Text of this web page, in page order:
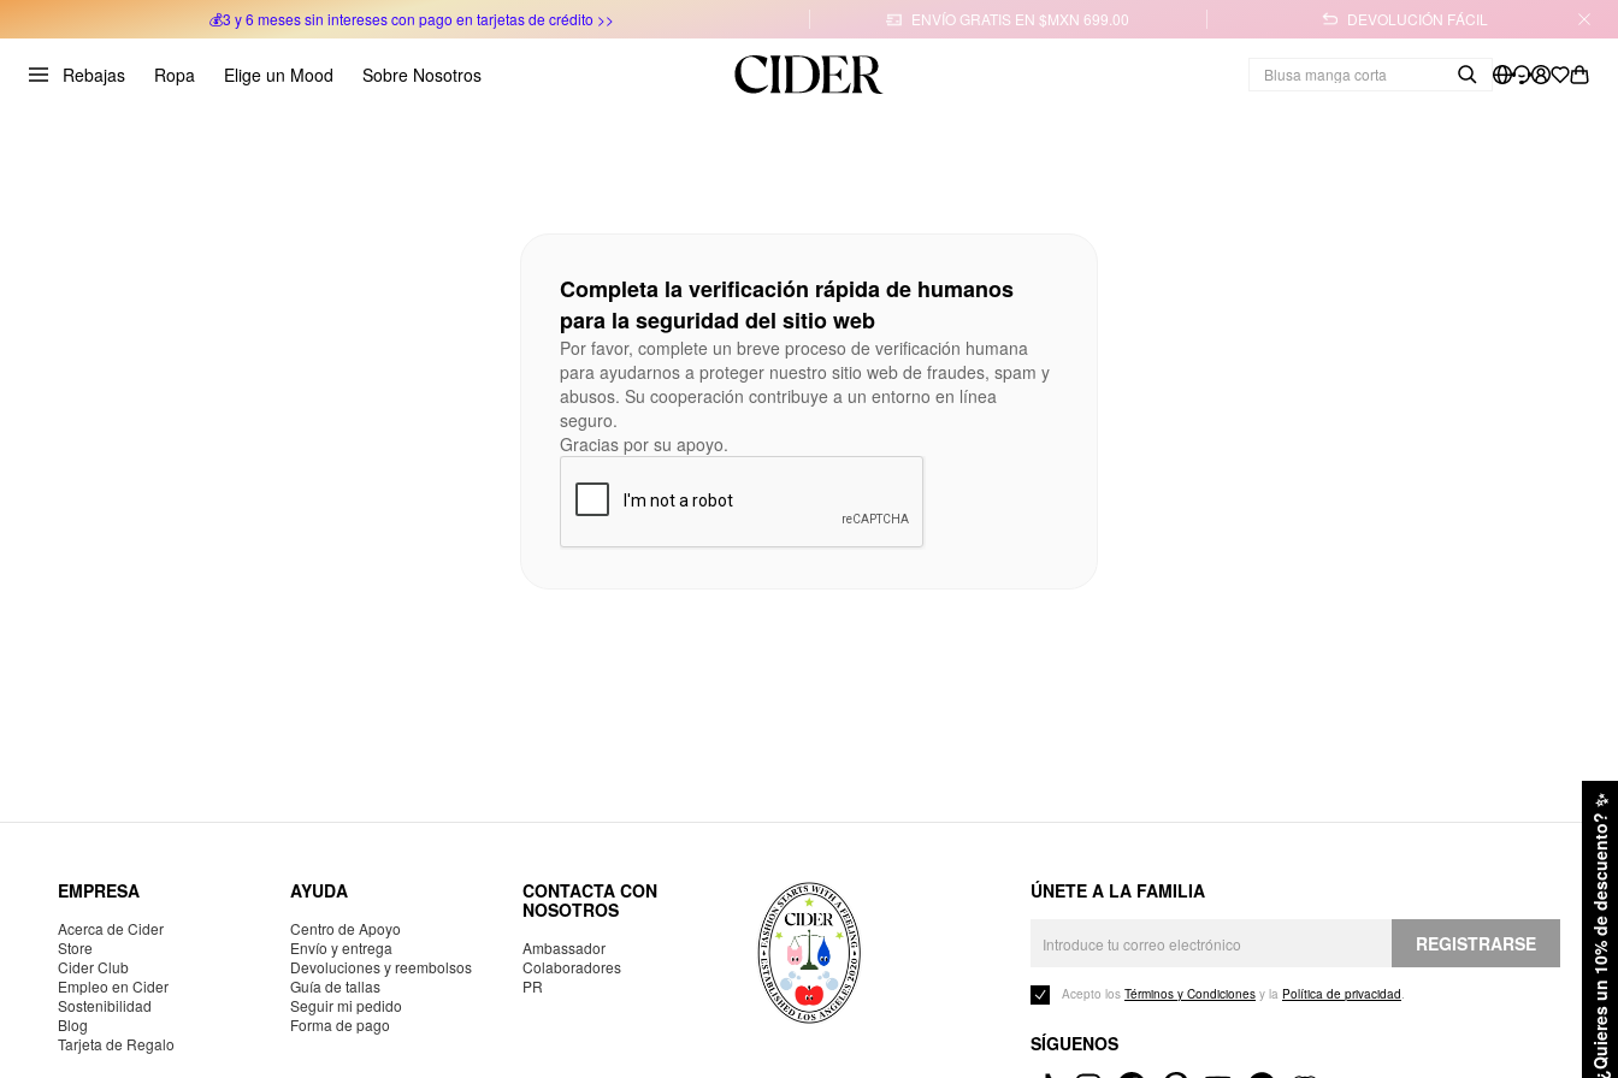
💰3 y 6 meses sin intereses con pago en tarjetas de crédito >>
ENVÍO GRATIS EN $MXN 699.00 DEVOLUCIÓN FÁCIL
Rebajas Ropa Elige un Mood Sobre Nosotros
¿Quieres un 10% de descuento?
✨
Completa la verificación rápida de humanos
para la seguridad del sitio web
Por favor, complete un breve proceso de verificación humana
para ayudarnos a proteger nuestro sitio web de fraudes, spam y
abusos. Su cooperación contribuye a un entorno en línea
seguro.
Gracias por su apoyo.
EMPRESA
Acerca de Cider
Store
Cider Club
Empleo en Cider
Sostenibilidad
Blog
Tarjeta de Regalo
AYUDA
Centro de Apoyo
Envío y entrega
Devoluciones y reembolsos
Guía de tallas
Seguir mi pedido
Forma de pago
CONTACTA CON
NOSOTROS
Ambassador
Colaboradores
PR
ÚNETE A LA FAMILIA
REGISTRARSE
Acepto los Términos y Condiciones y la Política de privacidad.
SÍGUENOS